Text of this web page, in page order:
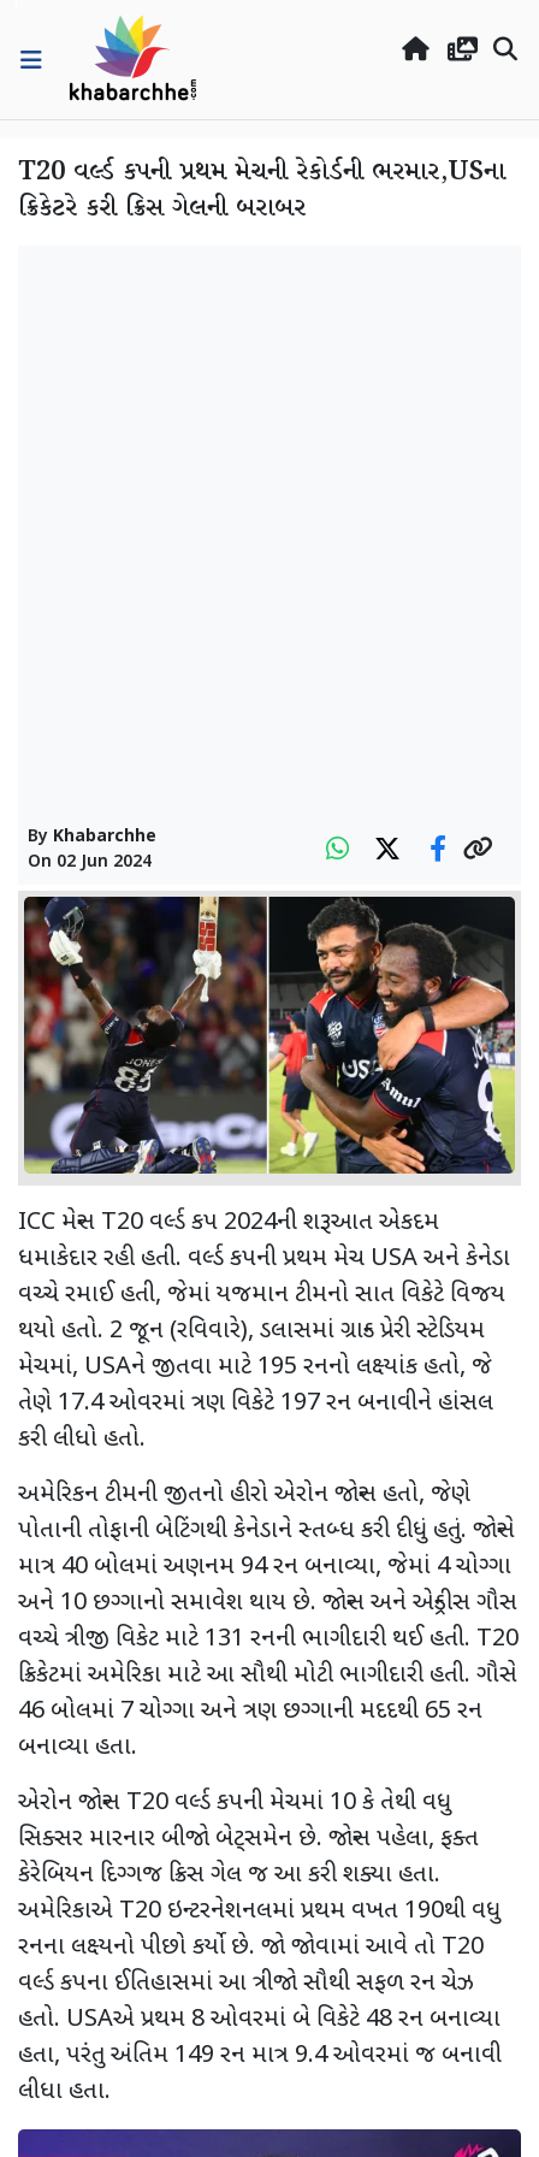
T20 વર્લ્ડ કપની પ્રથમ મેચની રેકોર્ડની ભરમાર,USના
ક્રિકેટરે કરી ક્રિસ ગેલની બરાબર
By Khabarchhe
On 02 Jun 2024
ICC મેન્સ T20 વર્લ્ડ કપ 2024ની શરૂઆત એકદમ
ધમાકેદાર રહી હતી. વર્લ્ડ કપની પ્રથમ મેચ USA અને કેનેડા
વચ્ચે રમાઈ હતી, જેમાં યજમાન ટીમનો સાત વિકેટે વિજય
થયો હતો. 2 જૂન (રવિવારે), ડલાસમાં ગ્રાન્ડ પ્રેરી સ્ટેડિયમ
મેચમાં, USAને જીતવા માટે 195 રનનો લક્ષ્યાંક હતો, જે
તેણે 17.4 ઓવરમાં ત્રણ વિકેટે 197 રન બનાવીને હાંસલ
કરી લીધો હતો.
અમેરિકન ટીમની જીતનો હીરો એરોન જોન્સ હતો, જેણે
પોતાની તોફાની બેટિંગથી કેનેડાને સ્તબ્ધ કરી દીધું હતું. જોન્સે
માત્ર 40 બોલમાં અણનમ 94 રન બનાવ્યા, જેમાં 4 ચોગ્ગા
અને 10 છગ્ગાનો સમાવેશ થાય છે. જોન્સ અને એન્ડ્રીસ ગૌસ
વચ્ચે ત્રીજી વિકેટ માટે 131 રનની ભાગીદારી થઈ હતી. T20
ક્રિકેટમાં અમેરિકા માટે આ સૌથી મોટી ભાગીદારી હતી. ગૌસે
46 બોલમાં 7 ચોગ્ગા અને ત્રણ છગ્ગાની મદદથી 65 રન
બનાવ્યા હતા.
એરોન જોન્સ T20 વર્લ્ડ કપની મેચમાં 10 કે તેથી વધુ
સિક્સર મારનાર બીજો બેટ્સમેન છે. જોન્સ પહેલા, ફક્ત
કેરેબિયન દિગ્ગજ ક્રિસ ગેલ જ આ કરી શક્યા હતા.
અમેરિકાએ T20 ઇન્ટરનેશનલમાં પ્રથમ વખત 190થી વધુ
રનના લક્ષ્યનો પીછો કર્યો છે. જો જોવામાં આવે તો T20
વર્લ્ડ કપના ઈતિહાસમાં આ ત્રીજો સૌથી સફળ રન ચેઝ
હતો. USAએ પ્રથમ 8 ઓવરમાં બે વિકેટે 48 રન બનાવ્યા
હતા, પરંતુ અંતિમ 149 રન માત્ર 9.4 ઓવરમાં જ બનાવી
લીધા હતા.